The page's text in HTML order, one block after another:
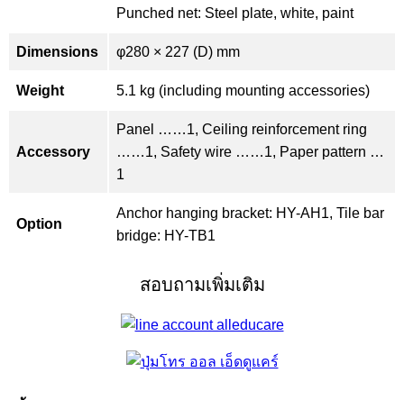
Punched net: Steel plate, white, paint
Dimensions φ280 × 227 (D) mm
Weight 5.1 kg (including mounting accessories)
Accessory
Panel ……1, Ceiling reinforcement ring
……1, Safety wire ……1, Paper pattern …
1
Option
Anchor hanging bracket: HY-AH1, Tile bar
bridge: HY-TB1
สอบถามเพิ่มเติม